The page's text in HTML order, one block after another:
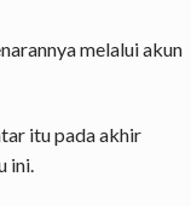
melalui akun
itu pada akhir
ini.